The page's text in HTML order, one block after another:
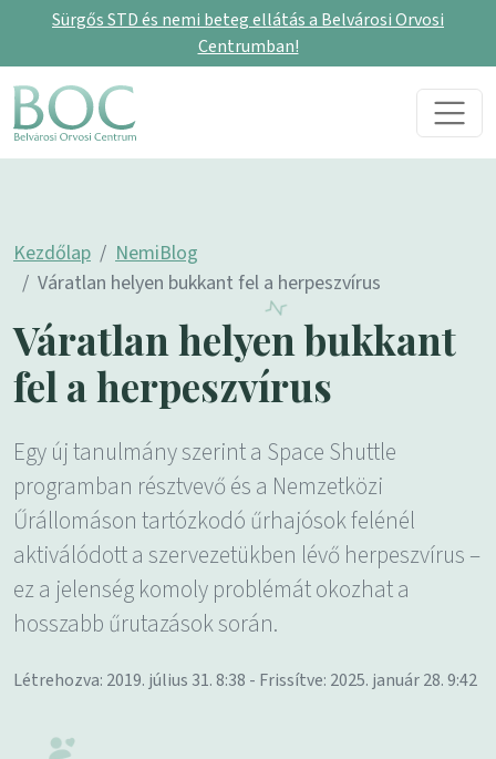
Sürgős STD és nemi beteg ellátás a Belvárosi Orvosi
Centrumban!
Skip to content
Main Navigation
Kezdőlap
NemiBlog
Váratlan helyen bukkant fel a herpeszvírus
Váratlan helyen bukkant
fel a herpeszvírus
Egy új tanulmány szerint a Space Shuttle
programban résztvevő és a Nemzetközi
Űrállomáson tartózkodó űrhajósok felénél
aktiválódott a szervezetükben lévő herpeszvírus –
ez a jelenség komoly problémát okozhat a
hosszabb űrutazások során.
Létrehozva: 2019. július 31. 8:38 - Frissítve: 2025. január 28. 9:42